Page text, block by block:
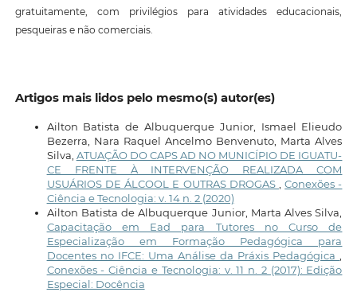
gratuitamente, com privilégios para atividades educacionais,
pesqueiras e não comerciais.
Artigos mais lidos pelo mesmo(s) autor(es)
Ailton Batista de Albuquerque Junior, Ismael Elieudo
Bezerra, Nara Raquel Ancelmo Benvenuto, Marta Alves
Silva, ATUAÇÃO DO CAPS AD NO MUNICÍPIO DE IGUATU-
CE FRENTE À INTERVENÇÃO REALIZADA COM
USUÁRIOS DE ÁLCOOL E OUTRAS DROGAS ,Conexões -
Ciência e Tecnologia: v. 14 n. 2 (2020)
Ailton Batista de Albuquerque Junior, Marta Alves Silva,
Capacitação em Ead para Tutores no Curso de
Especialização em Formação Pedagógica para
Docentes no IFCE: Uma Análise da Práxis Pedagógica,
Conexões - Ciência e Tecnologia: v. 11 n. 2 (2017): Edição
Especial: Docência